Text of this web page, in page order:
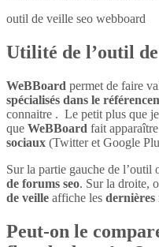
outil de veille seo webboard
Utilité de l’outil
WeBBoard permet de faire
spécialisés dans le
connaitre . Le petit plus que
que WeBBoard fait
sociaux (Twitter et Google
Sur la partie gauche de l’outil
de forums seo. Sur la droite,
de veille affiche les dernières
Peut-on le